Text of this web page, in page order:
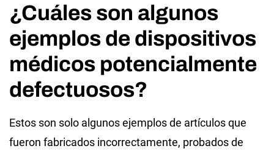
¿Cuáles son algunos
ejemplos de dispositivos
médicos potencialmente
defectuosos?
Estos son solo algunos ejemplos de artículos que
fueron fabricados incorrectamente, probados de